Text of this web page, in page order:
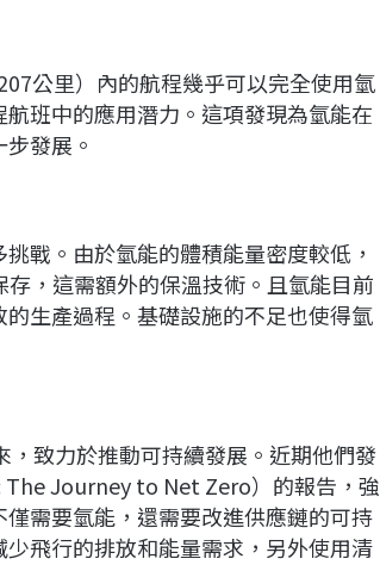
公里）內的航程幾乎可以完全使用氫
班中的應用潛力。這項發現為氫能在
發展。
戰。由於氫能的體積能量密度較低，
，這需額外的保溫技術。且氫能目前
生產過程。基礎設施的不足也使得氫
致力於推動可持續發展。近期他們發
Journey to Net Zero）的報告，強
需要氫能，還需要改進供應鏈的可持
飛行的排放和能量需求，另外使用清